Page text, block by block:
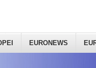
EURONEWS